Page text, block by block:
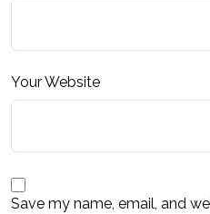
Your Website
Save my name, email, and